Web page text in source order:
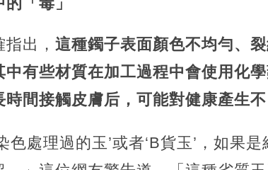
出， 這種鐲子表面顏色不均勻、
有些材質在加工過程中會使用化
間接觸皮膚后，可能對健康產生不
色處理過的玉’或者‘B貨玉’，如果